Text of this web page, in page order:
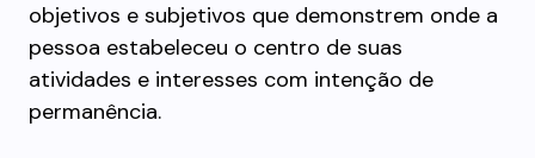
objetivos e subjetivos que demonstrem onde a
pessoa estabeleceu o centro de suas
atividades e interesses com intenção de
permanência.